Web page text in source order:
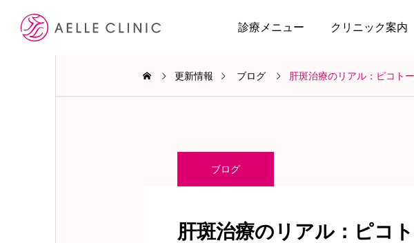
診療メニュー クリニック案内
更新情報 ブログ 肝斑治療のリアル：ピコト
ブログ
肝斑治療のリアル：ピコ